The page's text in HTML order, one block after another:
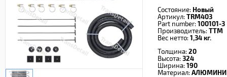
Состояние: Новый
Артикул: TRM403
Part number: 100101-3
Производитель: TTM
Вес нетто: 1,34 кг.
Толщина: 20
Высота: 324
Ширина: 190
Материал: